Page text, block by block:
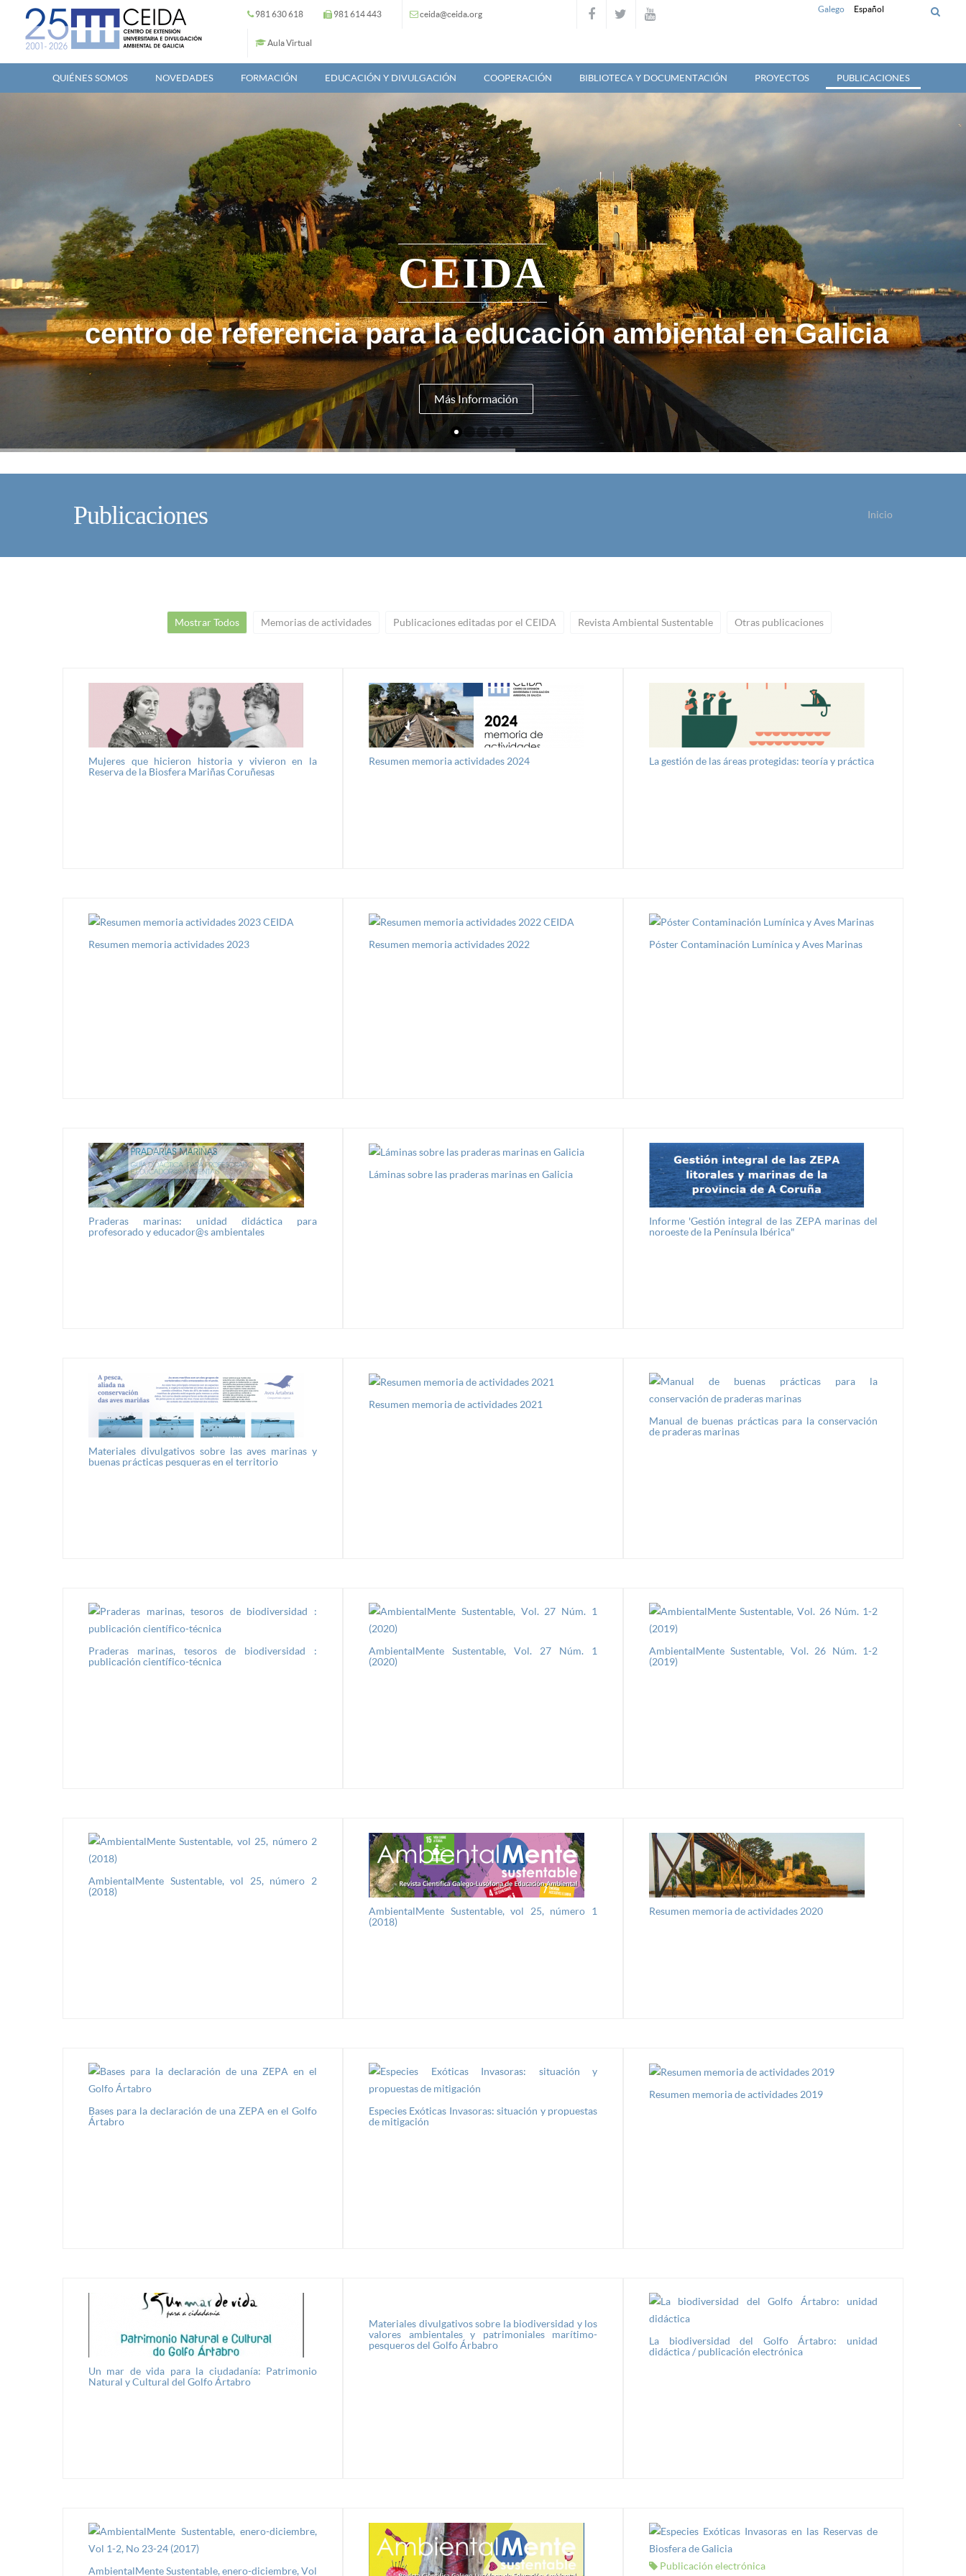
Pasar al contenido principal 981 630 618 981 614 443 ceida@ceida.org
Aula Virtual
Galego Español
QUIÉNES SOMOS NOVEDADES FORMACIÓN EDUCACIÓN Y DIVULGACIÓN COOPERACIÓN BIBLIOTECA Y DOCUMENTACIÓN PROYECTOS PUBLICACIONES
CEIDA
Más Información
centro de referencia para la educación ambiental en Galicia
Publicaciones Inicio
Mostrar Todos Memorias de actividades Publicaciones editadas por el CEIDA Revista Ambiental Sustentable Otras publicaciones
Mujeres que hicieron historia y vivieron en la
Reserva de la Biosfera Mariñas Coruñesas
Resumen memoria actividades 2024 La gestión de las áreas protegidas: teoría y práctica
Resumen memoria actividades 2023 Resumen memoria actividades 2022 Póster Contaminación Lumínica y Aves Marinas
Praderas marinas: unidad didáctica para
profesorado y educador@s ambientales
Láminas sobre las praderas marinas en Galicia
Informe 'Gestión integral de las ZEPA marinas del
noroeste de la Península Ibérica"
Materiales divulgativos sobre las aves marinas y
buenas prácticas pesqueras en el territorio
Resumen memoria de actividades 2021
Manual de buenas prácticas para la conservación
de praderas marinas
Praderas marinas, tesoros de biodiversidad :
publicación científico-técnica
AmbientalMente Sustentable, Vol. 27 Núm. 1
(2020)
AmbientalMente Sustentable, Vol. 26 Núm. 1-2
(2019)
AmbientalMente Sustentable, vol 25, número 2
(2018)
AmbientalMente Sustentable, vol 25, número 1
(2018)
Resumen memoria de actividades 2020
Bases para la declaración de una ZEPA en el Golfo
Ártabro
Especies Exóticas Invasoras: situación y propuestas
de mitigación
Resumen memoria de actividades 2019
Un mar de vida para la ciudadanía: Patrimonio
Natural y Cultural del Golfo Ártabro
Materiales divulgativos sobre la biodiversidad y los
valores ambientales y patrimoniales marítimo-
pesqueros del Golfo Árbabro
La biodiversidad del Golfo Ártabro: unidad
didáctica / publicación electrónica
AmbientalMente Sustentable, enero-diciembre, Vol
Publicación electrónica